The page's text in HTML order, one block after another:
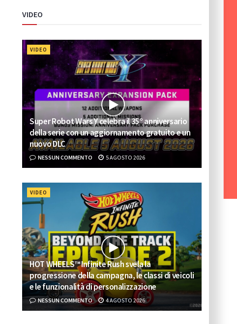
VIDEO
VIDEO
Super Robot Wars Y celebra il 35° anniversario
della serie con un aggiornamento gratuito e un
nuovo DLC
NESSUN COMMENTO 5 AGOSTO 2026
VIDEO
HOT WHEELS™ Infinite Rush svela la
progressione della campagna, le classi di veicoli
e le funzionalità di personalizzazione
NESSUN COMMENTO 4 AGOSTO 2026